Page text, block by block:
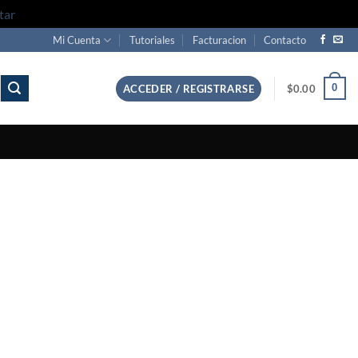
Mi Cuenta Tutoriales Facturacion Contacto
ACCEDER / REGISTRARSE $0.00 0